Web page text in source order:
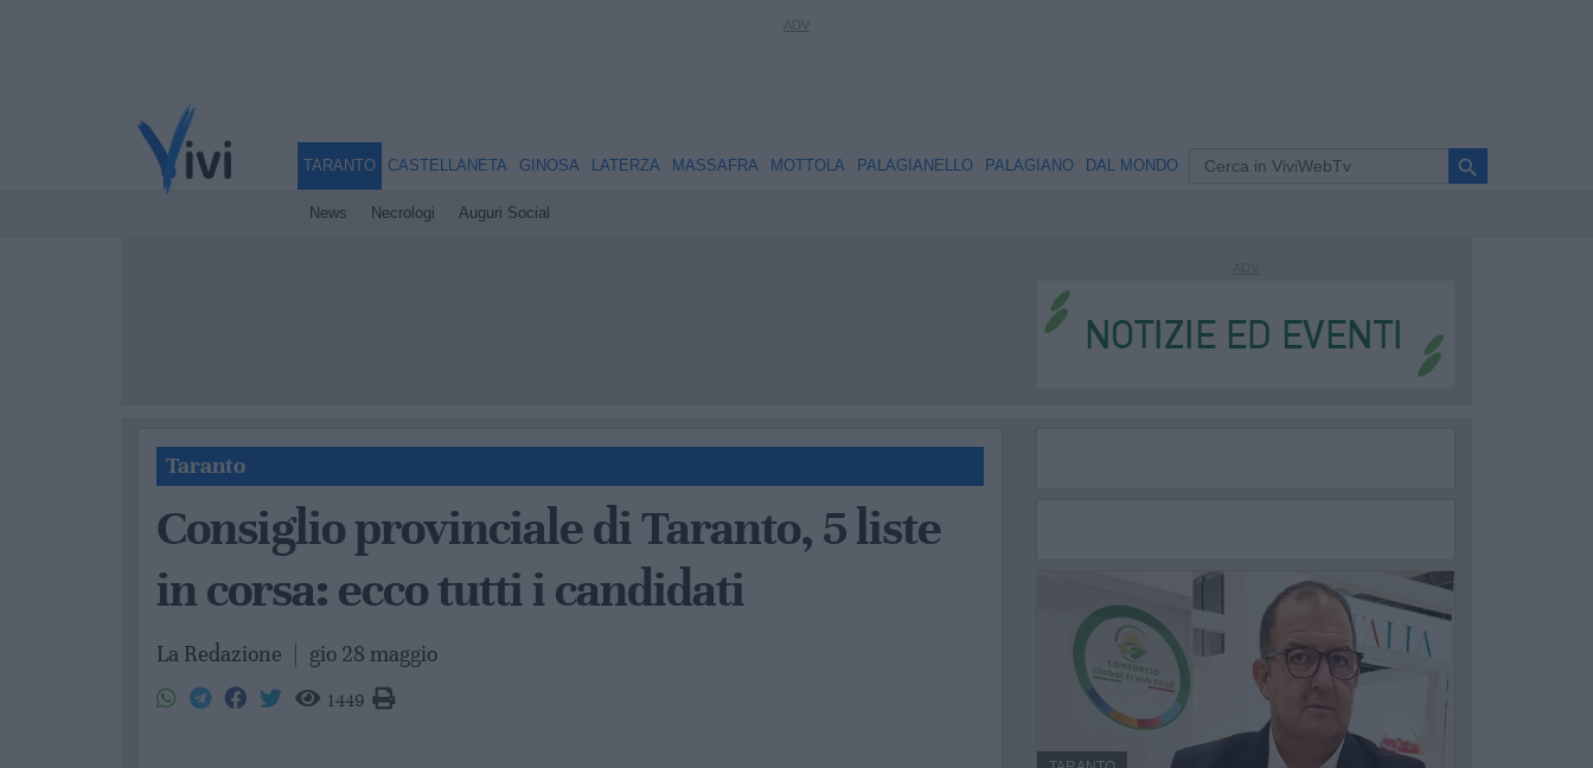
TARANTO
News Necrologi Auguri Social
CASTELLANETA GINOSA LATERZA MASSAFRA MOTTOLA PALAGIANELLO PALAGIANO DAL MONDO search
Taranto
Consiglio provinciale di Taranto, 5 liste
in corsa: ecco tutti i candidati
La Redazione gio 28 maggio
1449